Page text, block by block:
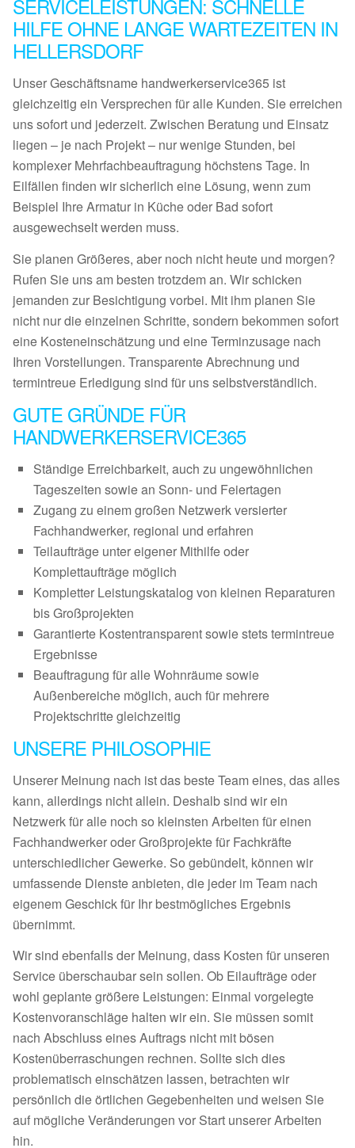
SERVICELEISTUNGEN: SCHNELLE
HILFE OHNE LANGE WARTEZEITEN IN
HELLERSDORF
Unser Geschäftsname handwerkerservice365 ist
gleichzeitig ein Versprechen für alle Kunden. Sie erreichen
uns sofort und jederzeit. Zwischen Beratung und Einsatz
liegen – je nach Projekt – nur wenige Stunden, bei
komplexer Mehrfachbeauftragung höchstens Tage. In
Eilfällen finden wir sicherlich eine Lösung, wenn zum
Beispiel Ihre Armatur in Küche oder Bad sofort
ausgewechselt werden muss.
Sie planen Größeres, aber noch nicht heute und morgen?
Rufen Sie uns am besten trotzdem an. Wir schicken
jemanden zur Besichtigung vorbei. Mit ihm planen Sie
nicht nur die einzelnen Schritte, sondern bekommen sofort
eine Kosteneinschätzung und eine Terminzusage nach
Ihren Vorstellungen. Transparente Abrechnung und
termintreue Erledigung sind für uns selbstverständlich.
GUTE GRÜNDE FÜR
HANDWERKERSERVICE365
Ständige Erreichbarkeit, auch zu ungewöhnlichen
Tageszeiten sowie an Sonn- und Feiertagen
Zugang zu einem großen Netzwerk versierter
Fachhandwerker, regional und erfahren
Teilaufträge unter eigener Mithilfe oder
Komplettaufträge möglich
Kompletter Leistungskatalog von kleinen Reparaturen
bis Großprojekten
Garantierte Kostentransparent sowie stets termintreue
Ergebnisse
Beauftragung für alle Wohnräume sowie
Außenbereiche möglich, auch für mehrere
Projektschritte gleichzeitig
UNSERE PHILOSOPHIE
Unserer Meinung nach ist das beste Team eines, das alles
kann, allerdings nicht allein. Deshalb sind wir ein
Netzwerk für alle noch so kleinsten Arbeiten für einen
Fachhandwerker oder Großprojekte für Fachkräfte
unterschiedlicher Gewerke. So gebündelt, können wir
umfassende Dienste anbieten, die jeder im Team nach
eigenem Geschick für Ihr bestmögliches Ergebnis
übernimmt.
Wir sind ebenfalls der Meinung, dass Kosten für unseren
Service überschaubar sein sollen. Ob Eilaufträge oder
wohl geplante größere Leistungen: Einmal vorgelegte
Kostenvoranschläge halten wir ein. Sie müssen somit
nach Abschluss eines Auftrags nicht mit bösen
Kostenüberraschungen rechnen. Sollte sich dies
problematisch einschätzen lassen, betrachten wir
persönlich die örtlichen Gegebenheiten und weisen Sie
auf mögliche Veränderungen vor Start unserer Arbeiten
hin.